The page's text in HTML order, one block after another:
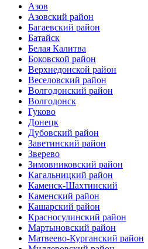
Азов
Азовский район
Багаевский район
Батайск
Белая Калитва
Боковской район
Верхнедонской район
Веселовский район
Волгодонский район
Волгодонск
Гуково
Донецк
Дубовский район
Заветинский район
Зверево
Зимовниковский район
Кагальницкий район
Каменск-Шахтинский
Каменский район
Кашарский район
Красносулинский район
Мартыновский район
Матвеево-Курганский район